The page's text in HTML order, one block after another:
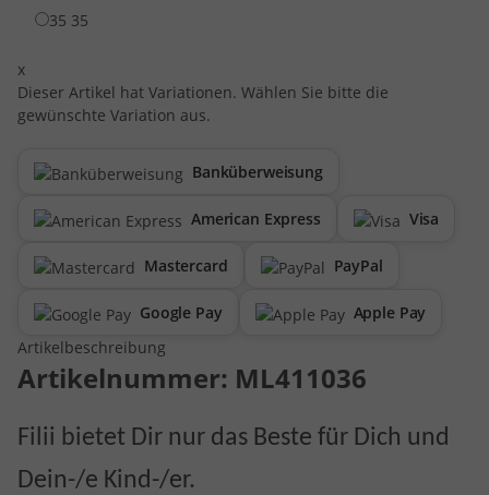
35 35
x
Dieser Artikel hat Variationen. Wählen Sie bitte die
gewünschte Variation aus.
Banküberweisung
American Express Visa
Mastercard PayPal
Google Pay
Apple Pay
Artikelbeschreibung
Artikelnummer: ML411036
Filii bietet Dir nur das Beste für Dich und
Dein-/e Kind-/er.